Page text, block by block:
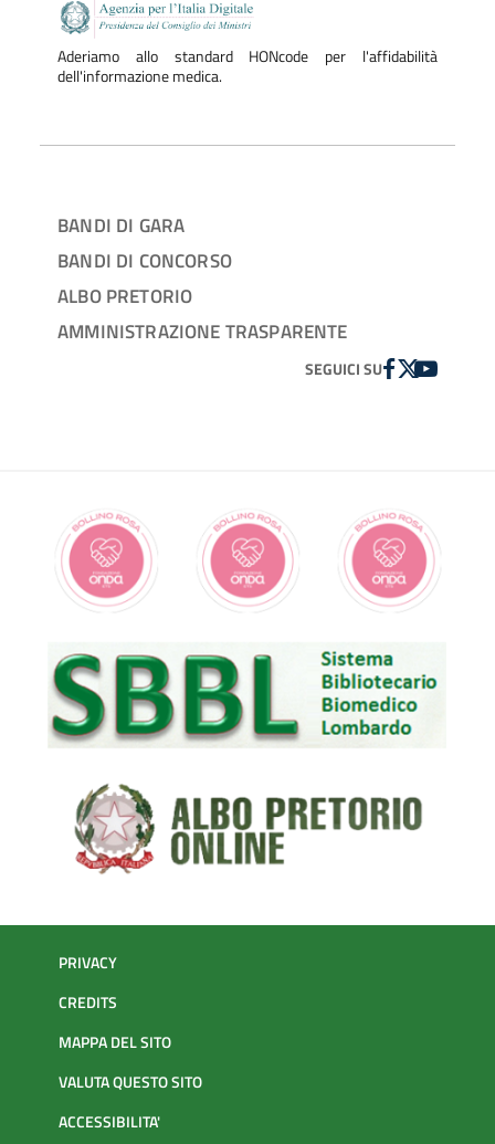
Aderiamo allo standard HONcode per l'affidabilità
dell'informazione medica.
BANDI DI GARA
BANDI DI CONCORSO
ALBO PRETORIO
AMMINISTRAZIONE TRASPARENTE
SEGUICI SUFACEBOOK
TWITTER
YOUTUBE
PRIVACY
CREDITS
MAPPA DEL SITO
VALUTA QUESTO SITO
ACCESSIBILITA'